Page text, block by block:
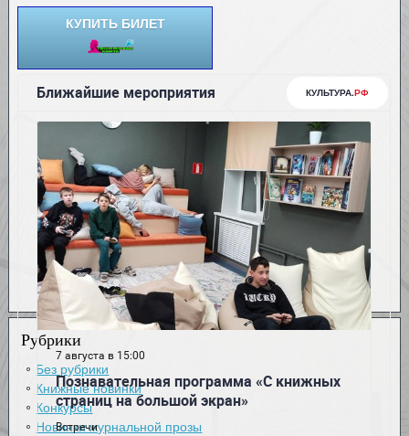
КУПИТЬ БИЛЕТ
Рубрики
Без рубрики
Книжные новинки
Конкурсы
Новинки журнальной прозы